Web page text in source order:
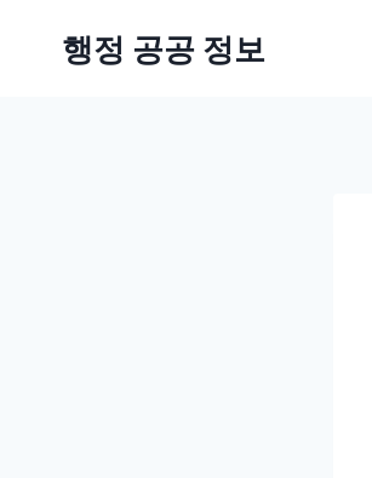
행정 공공 정보